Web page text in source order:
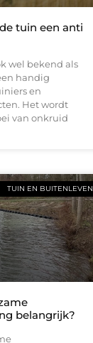
tuin een anti
wel bekend als
handig
en
Het wordt
van onkruid
TUIN EN BUITENLEVEN
belangrijk?